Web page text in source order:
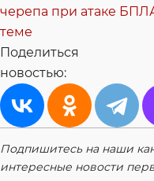
черепа при атаке
теме
Поделиться
новостью:
Подпишитесь на наши
интересные новости